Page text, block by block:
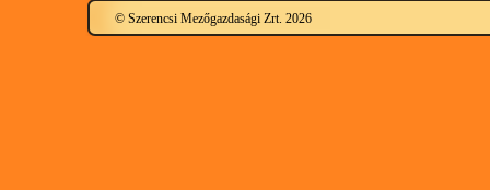
© Szerencsi Mezőgazdasági Zrt. 2026